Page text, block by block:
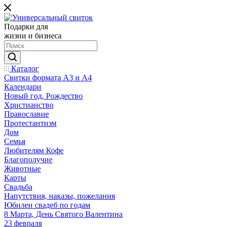
Подарки для
жизни и бизнеса
Каталог
Свитки формата А3 и А4
Календари
Новый год, Рождество
Христианство
Православие
Протестантизм
Дом
Семья
Любителям Кофе
Благополучие
Животные
Карты
Свадьба
Напутствия, наказы, пожелания
Юбилеи свадеб по годам
8 Марта, День Святого Валентина
23 февраля